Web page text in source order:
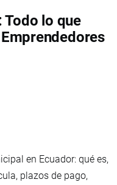
Todo lo que
en Ecuador: qué es,
plazos de pago,